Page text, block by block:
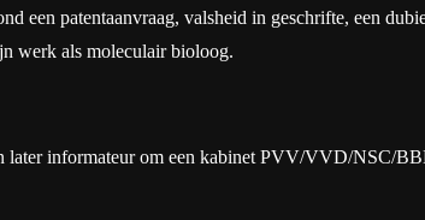
een patentaanvraag, valsheid in geschrifte, een
werk als moleculair bioloog.
later informateur om een kabinet PVV/VVD/NSC/